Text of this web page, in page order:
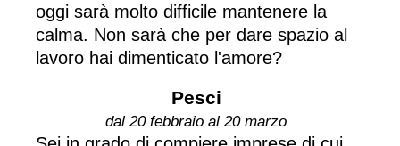
oggi sarà molto difficile mantenere la
calma. Non sarà che per dare spazio al
lavoro hai dimenticato l'amore?
Pesci
dal 20 febbraio al 20 marzo